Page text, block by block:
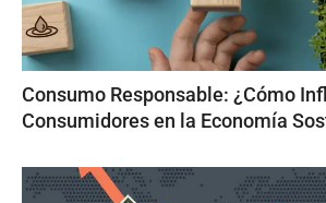
Consumo Responsable: ¿Cómo
Consumidores en la Economía